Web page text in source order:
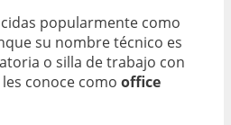
popularmente como
su nombre técnico es
o silla de trabajo con
conoce como office